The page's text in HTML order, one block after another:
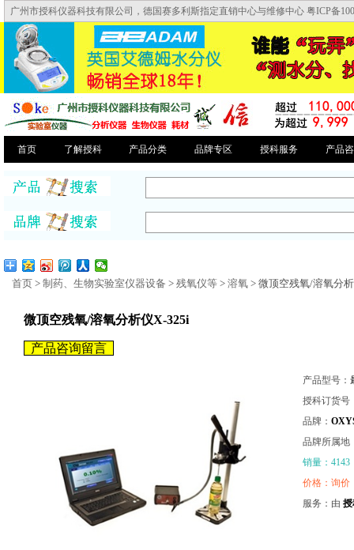
广州市授科仪器科技有限公司，德国赛多利斯指定直销中心与维修中心 粤ICP备
首页 了解授科 产品分类 品牌专区 授科服务 产品
首页> 制药、生物实验室仪器设备 > 残氧仪等> 溶氧> 微顶空残氧/溶氧分
微顶空残氧/溶氧分析仪X-325i
产品咨询留言
产品型号：
授科订货号
品牌：
品牌所属地
销量：4143
价格：询价
服务：由